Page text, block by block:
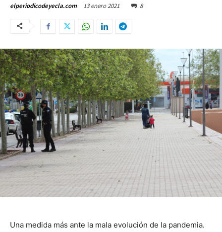
elperiodicodeyecla.com 13 enero 2021 8
Una medida más ante la mala evolución de la pandemia.